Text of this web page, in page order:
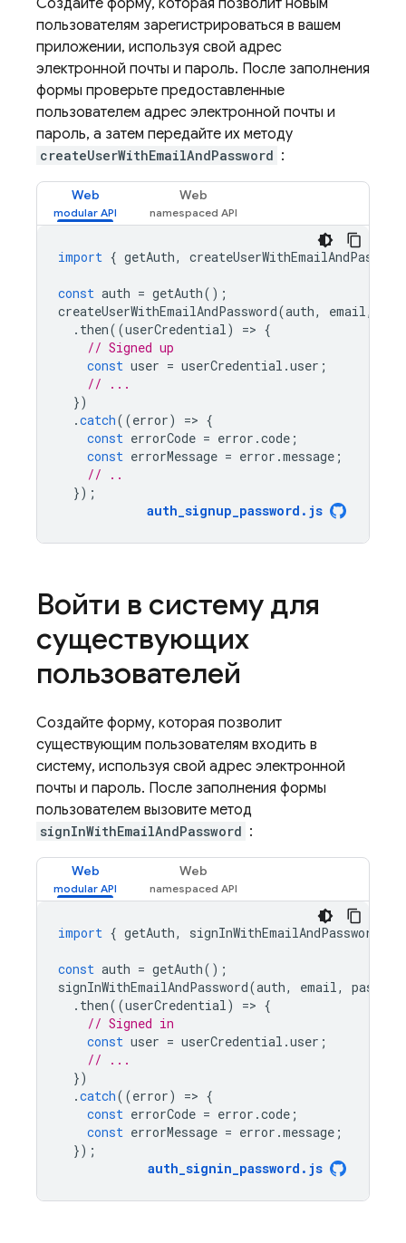
Создайте форму, которая позволит новым
пользователям зарегистрироваться в вашем
приложении, используя свой адрес
электронной почты и пароль. После заполнения
формы проверьте предоставленные
пользователем адрес электронной почты и
пароль, а затем передайте их методу
createUserWithEmailAndPassword :
Web Web
import { getAuth,
const auth = getAuth();
createUserWithEmailAndPassword(auth, email,
. then((userCredential) => {
// Signed up
const user = userCredential .user ;
// ...
})
.catch((error) => {
const errorCode = error .code ;
const errorMessage = error .message ;
// ..
});
auth_signup_password . js
Войти в систему для
существующих
пользователей
Создайте форму, которая позволит
существующим пользователям входить в
систему, используя свой адрес электронной
почты и пароль. После заполнения формы
пользователем вызовите метод
signInWithEmailAndPassword :
Web Web
import { getAuth, signInWithEmailAndPassword
const auth = getAuth();
signInWithEmailAndPassword(auth, email,
. then((userCredential) => {
// Signed in
const user = userCredential .user ;
// ...
})
.catch((error) => {
const errorCode = error .code ;
const errorMessage = error .message ;
});
auth_signin_password . js